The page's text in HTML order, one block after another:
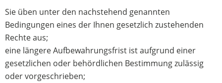
Sie üben unter den nachstehend genannten
Bedingungen eines der Ihnen gesetzlich zustehenden
Rechte aus;
eine längere Aufbewahrungsfrist ist aufgrund einer
gesetzlichen oder behördlichen Bestimmung zulässig
oder vorgeschrieben;